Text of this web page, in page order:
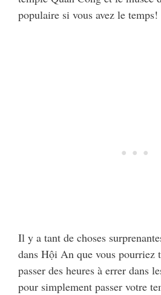
populaire si vous avez le temps!
Il y a tant de choses
dans Hội An que vous pourriez
passer des heures à errer dans
pour simplement passer votre